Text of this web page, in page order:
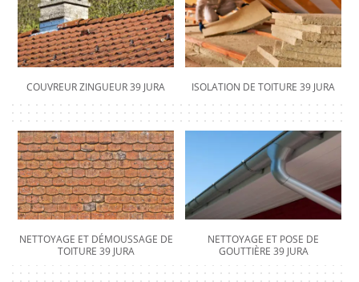
COUVREUR ZINGUEUR 39 JURA ISOLATION DE TOITURE 39 JURA
NETTOYAGE ET DÉMOUSSAGE DE
TOITURE 39 JURA
NETTOYAGE ET POSE DE
GOUTTIÈRE 39 JURA